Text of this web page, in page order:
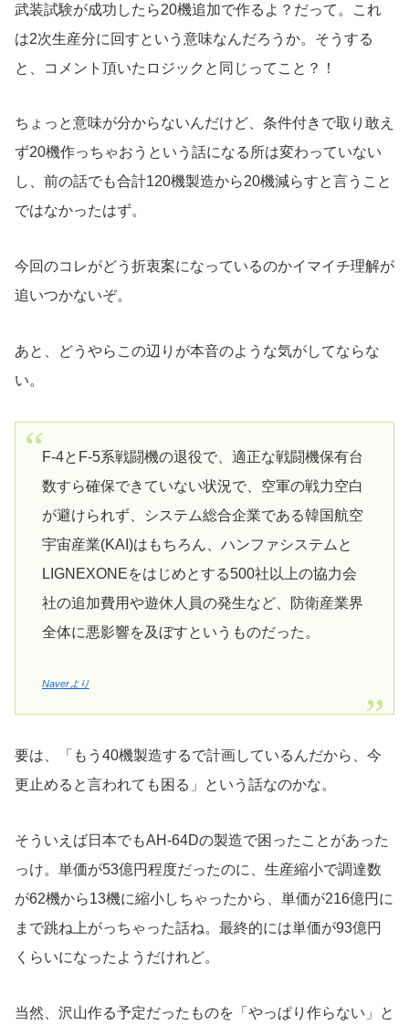
武装試験が成功したら20機追加で作るよ？だって。これ
は2次生産分に回すという意味なんだろうか。そうする
と、コメント頂いたロジックと同じってこと？！
ちょっと意味が分からないんだけど、条件付きで取り敢え
ず20機作っちゃおうという話になる所は変わっていない
し、前の話でも合計120機製造から20機減らすと言うこと
ではなかったはず。
今回のコレがどう折衷案になっているのかイマイチ理解が
追いつかないぞ。
あと、どうやらこの辺りが本音のような気がしてならな
い。
F-4とF-5系戦闘機の退役で、適正な戦闘機保有台
数すら確保できていない状況で、空軍の戦力空白
が避けられず、システム総合企業である韓国航空
宇宙産業(KAI)はもちろん、ハンファシステムと
LIGNEXONEをはじめとする500社以上の協力会
社の追加費用や遊休人員の発生など、防衛産業界
全体に悪影響を及ぼすというものだった。
Naverより
要は、「もう40機製造するで計画しているんだから、今
更止めると言われても困る」という話なのかな。
そういえば日本でもAH-64Dの製造で困ったことがあった
っけ。単価が53億円程度だったのに、生産縮小で調達数
が62機から13機に縮小しちゃったから、単価が216億円に
まで跳ね上がっちゃった話ね。最終的には単価が93億円
くらいになったようだけれど。
当然、沢山作る予定だったものを「やっぱり作らない」と